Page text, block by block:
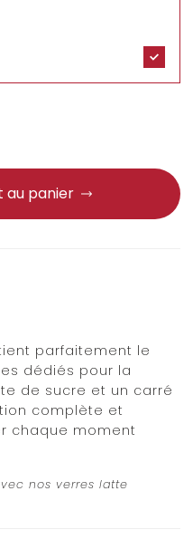
au panier
parfaitement le
dédiés pour la
de sucre et un carré
complète et
chaque moment
nos verres latte